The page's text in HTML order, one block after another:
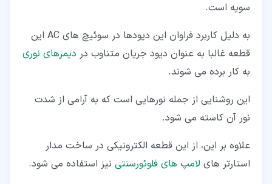
سویه است.
به دلیل کاربرد فراوان این دیودها در سوئیچ های AC این
قطعه غالبا به عنوان دیود جریان متناوب در دیمرهای نوری
به کار برده می شوند.
این روشنایی از جمله نورهایی است که به آرامی از شدت
نور آن کاسته می شود.
علاوه بر این، از این قطعه الکترونیکی در ساخت مدار
استارتر های لامپ های فلوئورسنتی نیز استفاده می شود.